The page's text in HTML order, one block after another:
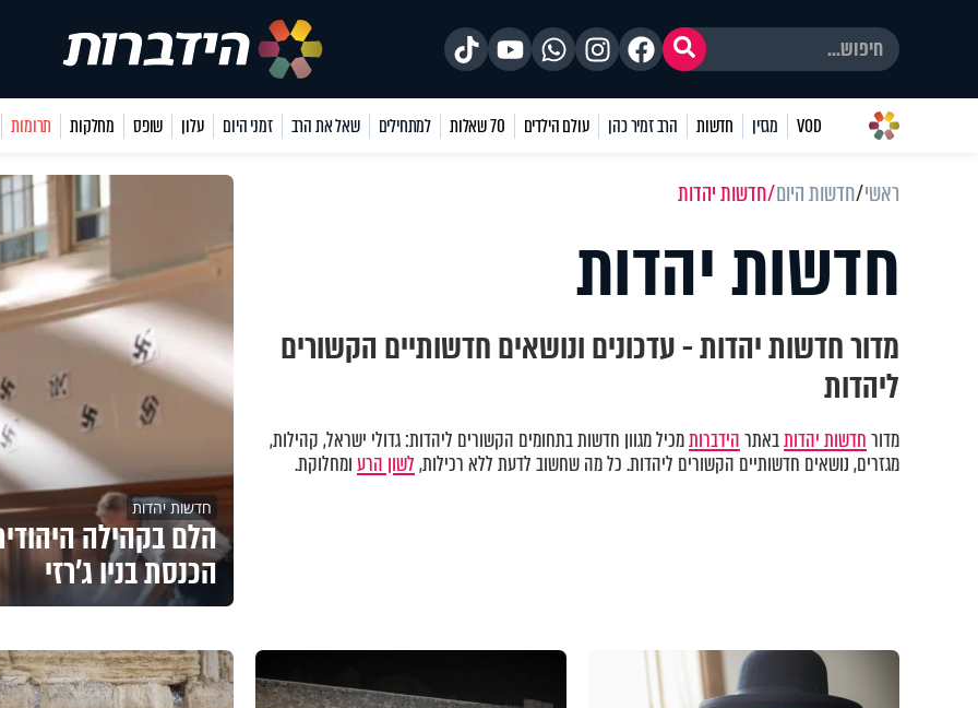
VOD מגזין חדשות הרב זמיר כהן עולם הילדים 70 שאלות למתחילים שאל את הרב זמני היום עלון שופס מחלקות תרומות
ראשי חדשות היום חדשות יהדות
חדשות יהדות
מדור חדשות יהדות - עדכונים ונושאים חדשותיים הקשורים
ליהדות
מדורחדשות יהדותבאתרהידברותמכיל מגוון חדשות בתחומים הקשורים ליהדות: גדולי ישראל, קהילות,
מגזרים, נושאים חדשותיים הקשורים ליהדות. כל מה שחשוב לדעת ללא רכילות,לשון הרעומחלוקת.
חדשות יהדות
הלם בקהילה
הכנסת בניו ג'רזי